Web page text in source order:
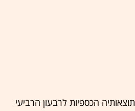
הכספיות לרבעון הרביעי